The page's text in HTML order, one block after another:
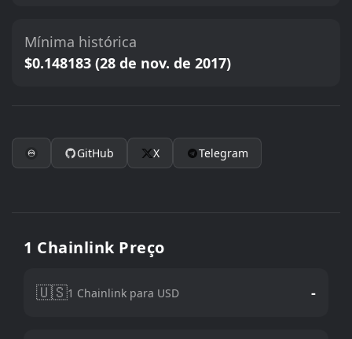
Mínima histórica
$0.148183 (28 de nov. de 2017)
GitHub X Telegram
1 Chainlink Preço
🇺🇸1 Chainlink para USD -